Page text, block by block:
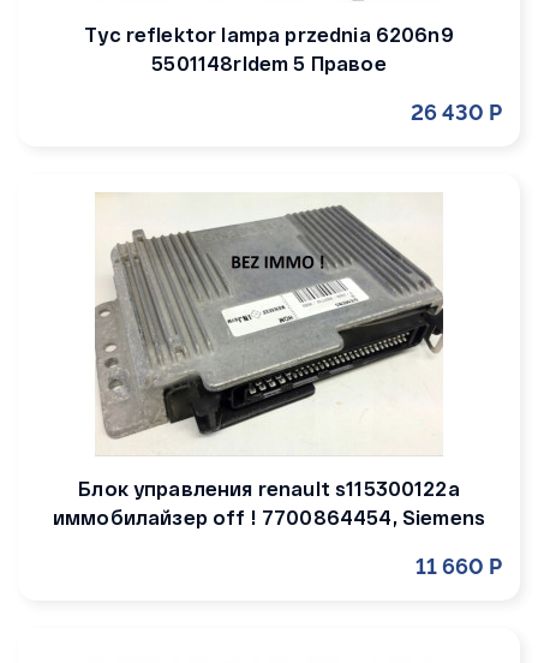
Tyc reflektor lampa przednia 6206n9
5501148rldem 5 Правое
26 430 Р
Блок управления renault s115300122a
иммобилайзер off ! 7700864454, Siemens
11 660 Р